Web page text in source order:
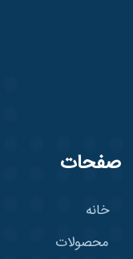
صفحات
خانه
محصولات